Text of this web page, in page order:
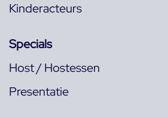
Kinderacteurs
Specials
Host / Hostessen
Presentatie